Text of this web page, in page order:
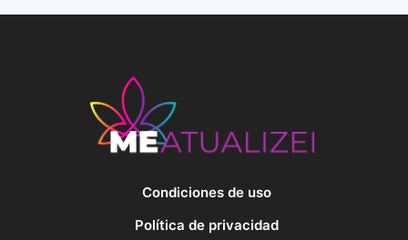
Condiciones de uso
Política de privacidad